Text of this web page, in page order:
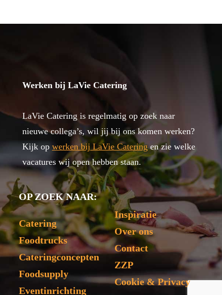
Werken bij LaVie Catering
LaVie Catering is regelmatig op zoek naar
nieuwe collega’s, wil jij bij ons komen werken?
Kijk op werken bij LaVie Cateringen zie welke
vacatures wij open hebben staan.
OP ZOEK NAAR:
Catering
Foodtrucks
Cateringconcepten
Foodsupply
Eventinrichting
Inspiratie
Over ons
Contact
ZZP
Cookie & Privacy